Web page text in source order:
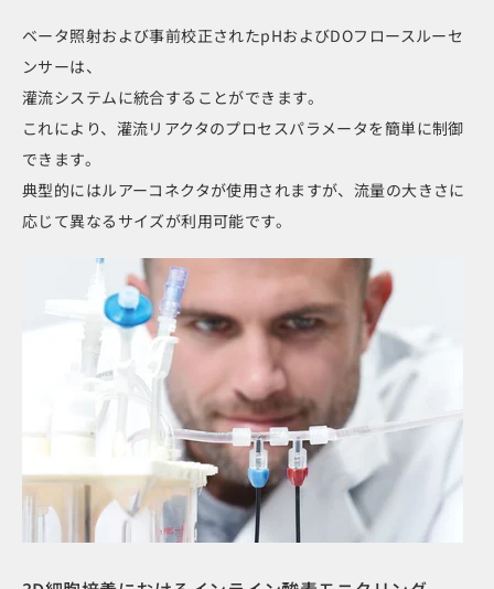
ベータ照射および事前校正されたpHおよびDOフロースルーセ
ンサーは、
灌流システムに統合することができます。
これにより、灌流リアクタのプロセスパラメータを簡単に制御
できます。
典型的にはルアーコネクタが使用されますが、流量の大きさに
応じて異なるサイズが利用可能です。